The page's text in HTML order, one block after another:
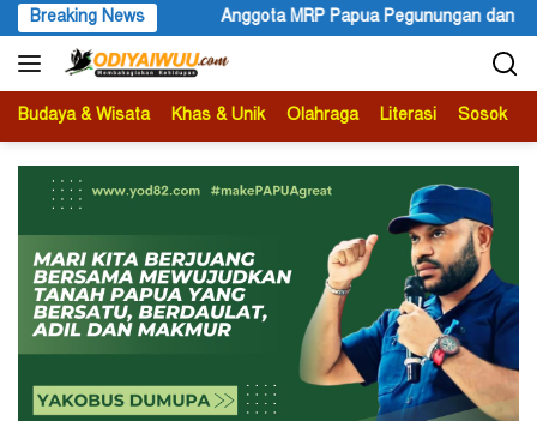
Langsung
ke
konten
Breaking News
MRP Papua Pegunungan dan Forum Warga Papua Adukan
Budaya & Wisata Khas & Unik Olahraga Literasi Sosok